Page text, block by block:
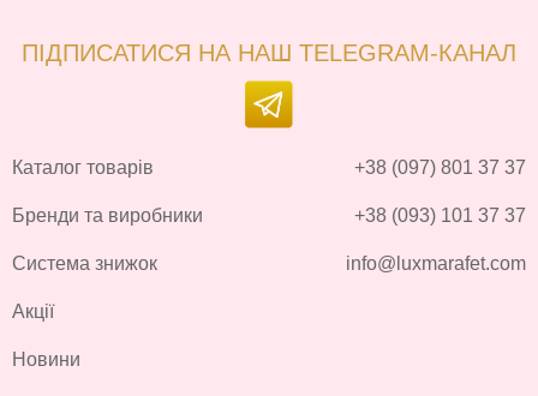
ПІДПИСАТИСЯ НА НАШ TELEGRAM-КАНАЛ
Каталог товарів
Бренди та виробники
Система знижок
Акції
Новини
+38 (097) 801 37 37
+38 (093) 101 37 37
info@luxmarafet.com